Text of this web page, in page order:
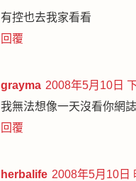
有控也去我家看看
回覆
grayma 2008年5月10日
我無法想像一天沒看你網
回覆
herbalife 2008年5月10日